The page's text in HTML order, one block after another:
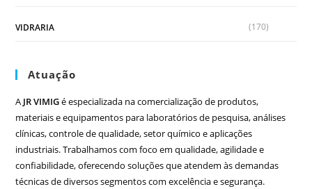
VIDRARIA (170)
Atuação
A JR VIMIGé especializada na comercialização de produtos,
materiais e equipamentos para laboratórios de pesquisa, análises
clínicas, controle de qualidade, setor químico e aplicações
industriais. Trabalhamos com foco em qualidade, agilidade e
confiabilidade, oferecendo soluções que atendem às demandas
técnicas de diversos segmentos com excelência e segurança.